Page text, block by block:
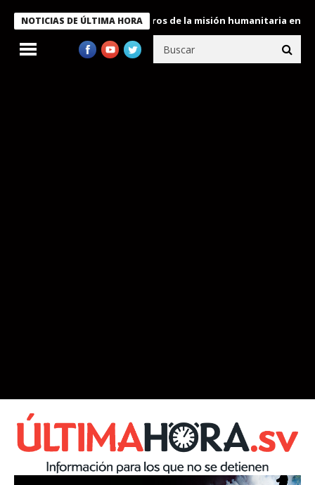
NOTICIAS DE ÚLTIMA HORA
condecora a miembros de la misión humanitaria enviada a